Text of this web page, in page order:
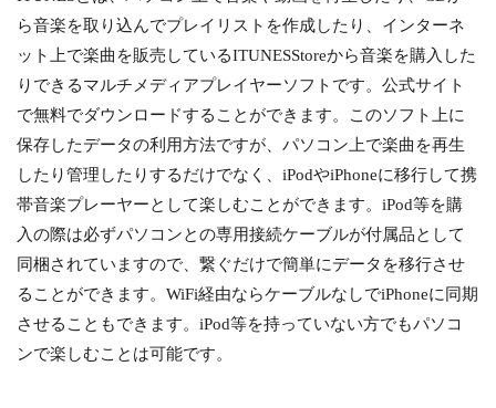
ら音楽を取り込んでプレイリストを作成したり、インターネ
ット上で楽曲を販売しているITUNESStoreから音楽を購入した
りできるマルチメディアプレイヤーソフトです。公式サイト
で無料でダウンロードすることができます。このソフト上に
保存したデータの利用方法ですが、パソコン上で楽曲を再生
したり管理したりするだけでなく、iPodやiPhoneに移行して携
帯音楽プレーヤーとして楽しむことができます。iPod等を購
入の際は必ずパソコンとの専用接続ケーブルが付属品として
同梱されていますので、繋ぐだけで簡単にデータを移行させ
ることができます。WiFi経由ならケーブルなしでiPhoneに同期
させることもできます。iPod等を持っていない方でもパソコ
ンで楽しむことは可能です。